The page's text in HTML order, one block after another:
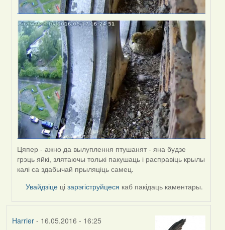
Цяпер - ажно да вылуплення птушанят - яна будзе
грэць яйкі, злятаючы толькі пакушаць і расправіць крылы
калі са здабычай прыляціць самец.
Увайдзіце цізарэгіструйцеся каб пакідаць каментары.
Harrier- 16.05.2016 - 16:25